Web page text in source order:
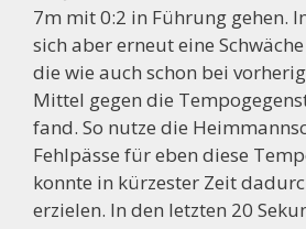
7m mit 0:2 in Führung gehen.
sich aber erneut eine
die wie auch schon bei
Mittel gegen die
fand. So nutze die
Fehlpässe für eben diese
konnte in kürzester Zeit
erzielen. In den letzten 20